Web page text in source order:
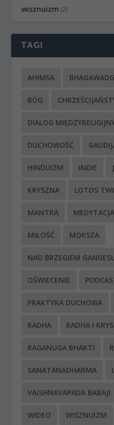
wisznuizm (2)
TAGI
AHIMSA
BÓG
DIALOG
DUCHOWOŚĆ
HINDUIZM INDIE
KRYSZNA LOTOS
MANTRA MEDYTACJA
MIŁOŚĆ MOKSZA
NAD BRZEGIEM
OŚWIECENIE
PRAKTYKA DUCHOWA
RADHA RADHA I
RAGANUGA BHAKTI
SANATANADHARMA
VAISHNAVAPADA BABAJI
WIDEO WISZNUIZM